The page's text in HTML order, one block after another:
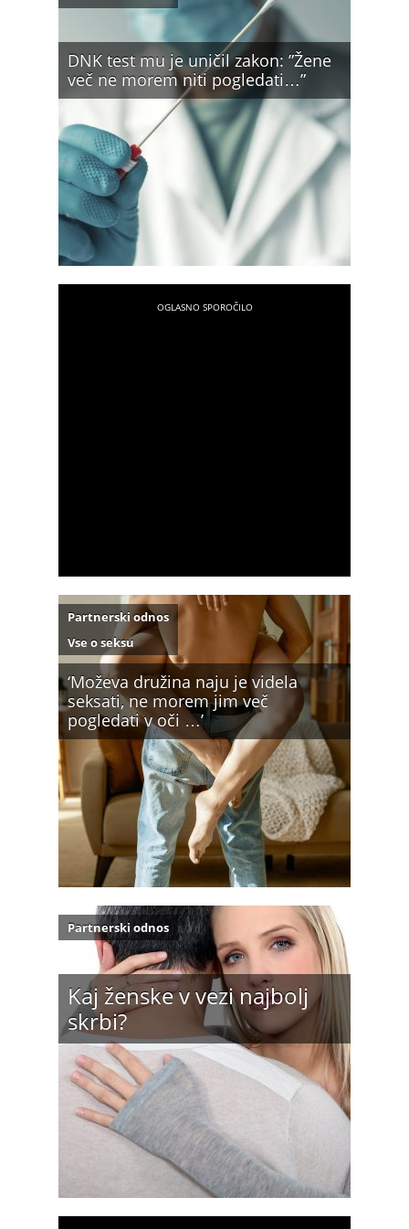
DNK test mu je uničil zakon: ”Žene
več ne morem niti pogledati…”
‘Moževa družina naju je videla
seksati, ne morem jim več
pogledati v oči …’
Partnerski odnos
Vse o seksu
Kaj ženske v vezi najbolj
skrbi?
Partnerski odnos